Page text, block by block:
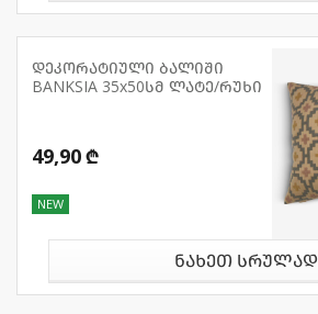
დეკორატიული ბალიში
BANKSIA 35x50სმ ლატე/რუხი
49,90 ₾
NEW
ნახეთ სრულად